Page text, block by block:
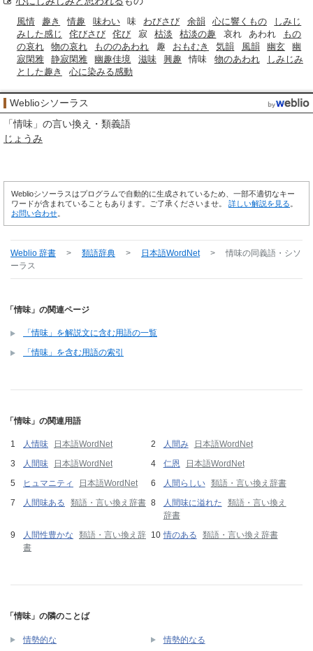
風情 趣き 情趣 味わい 味 わびさび 余韻 心に響くもの
しみじ
みした感じ
侘びさび 侘び 寂 枯淡 枯淡の趣 哀れ あわれ
もの
の哀れ
物の哀れ もののあわれ 趣 おもむき 気韻 風韻 幽玄
幽
寂閑雅
静寂閑雅 幽趣佳境 滋味 興趣 情味 物のあわれ
しみじみ
とした趣き
心に染みる感動
Weblioシソーラス
「情味 」の言い換え・類義語
じょうみ
Weblioシソーラスはプログラムで自動的に生成されているため、一部不適切なキー
ワードが含まれていることもあります。ご了承くださいませ。 詳しい解説を見る
お問い合わせ
Weblio 辞書 > 類語辞典 > 日本語WordNet > 情味の同義語・シソ
ーラス
「情味」の関連ページ
「情味」を解説文に含む用語の一覧
「情味」を含む用語の索引
「情味」の関連用語
人情味 日本語WordNet 人間み
日本語WordNet
人間味
日本語WordNet 仁恩
日本語WordNet
ヒュマニティ
日本語WordNet 人間らしい 類語・言い換え辞書
人間味ある
類語・言い換え辞書 人間味に溢れた
類語・言い換え
辞書
人間性豊かな
類語・言い換え辞
書
情のある 類語・言い換え辞書
「情味」の隣のことば
情勢的な 情勢的なる